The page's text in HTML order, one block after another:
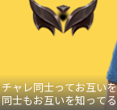
チャレ同士ってお互い
同士もお互いを知って